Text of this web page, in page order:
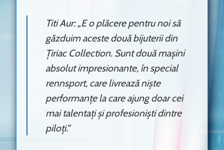
Titi Aur: „E o plăcere pentru noi să
găzduim aceste două bijuterii din
Țiriac Collection. Sunt două mașini
absolut impresionante, în special
rennsport, care livrează niște
performanțe la care ajung doar cei
mai talentați și profesioniști dintre
piloți.”